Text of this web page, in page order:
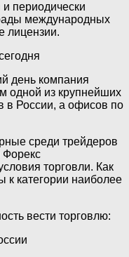
периодически
международных
лицензии.
день компания
одной из крупнейших
в России, а офисов по
среди трейдеров
Форекс
торговли. Как
к категории наиболее
вести торговлю: